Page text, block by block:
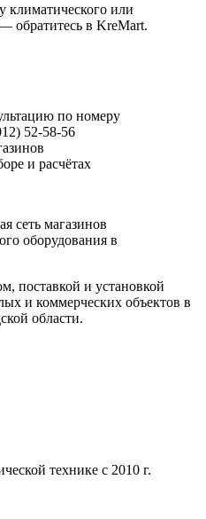
климатического или
обратитесь в KreMart.
по номеру
52-58-56
и расчётах
сеть магазинов
оборудования в
поставкой и установкой
и коммерческих объектов в
области.
технике с 2010 г.